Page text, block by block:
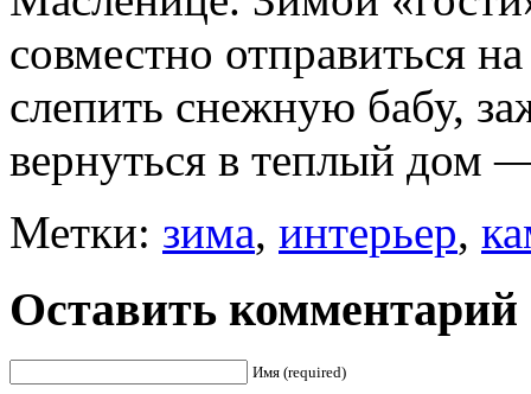
совместно отправиться
слепить снежную бабу,
вернуться в теплый дом
Метки: зима, интерьер,
Оставить комментарий
Имя (required)